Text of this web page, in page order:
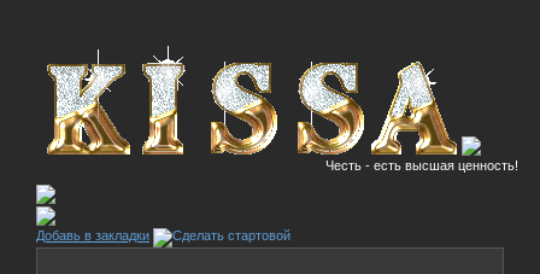
Честь - есть высшая ценность!
Добавь в закладки